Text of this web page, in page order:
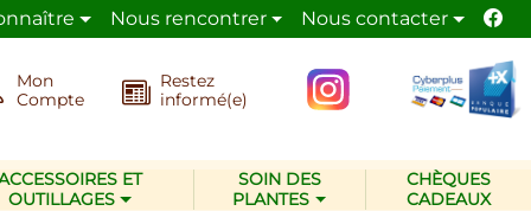
de la nature. La pépinière Les Jardins d’Ollivier
Nous rencontrer Nous contacter
Mon
Compte
Restez
informé(e)
ET
OUTILLAGES
SOIN DES
PLANTES
CHÈQUES
CADEAUX